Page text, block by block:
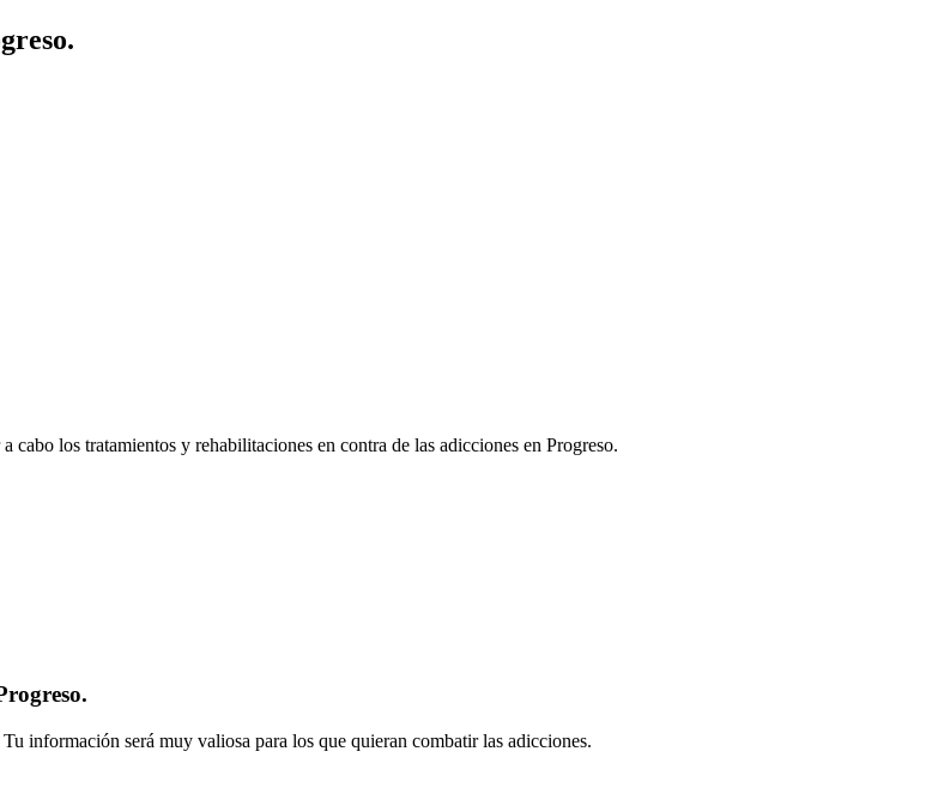
cabo los tratamientos y rehabilitaciones en contra de las adicciones en Progreso.
Tu información será muy valiosa para los que quieran combatir las adicciones.